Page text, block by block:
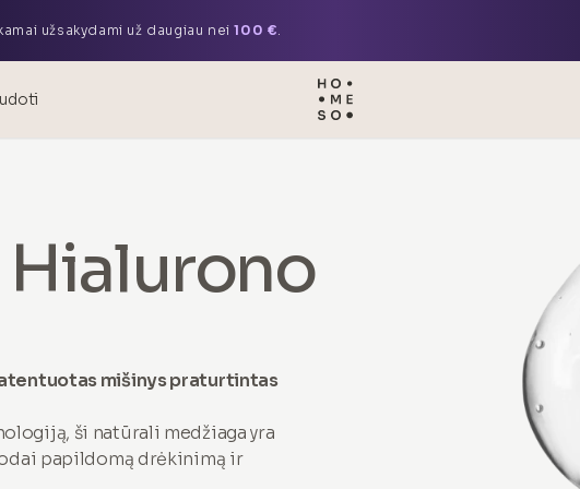
užsakydami už daugiau nei100 €.
rūgštis
ir
Hialurono
mišinys praturtintas
ši natūrali medžiaga yra
papildomą drėkinimą ir